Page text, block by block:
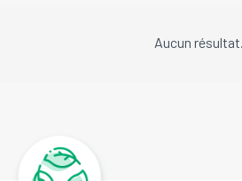
Aucun résultat.